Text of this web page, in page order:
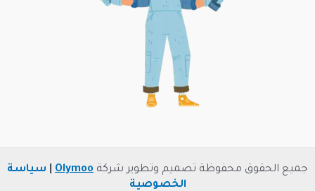
جميع الحقوق محفوظة تصميم وتطوير شركة Olymoo
سياسة
الخصوصية